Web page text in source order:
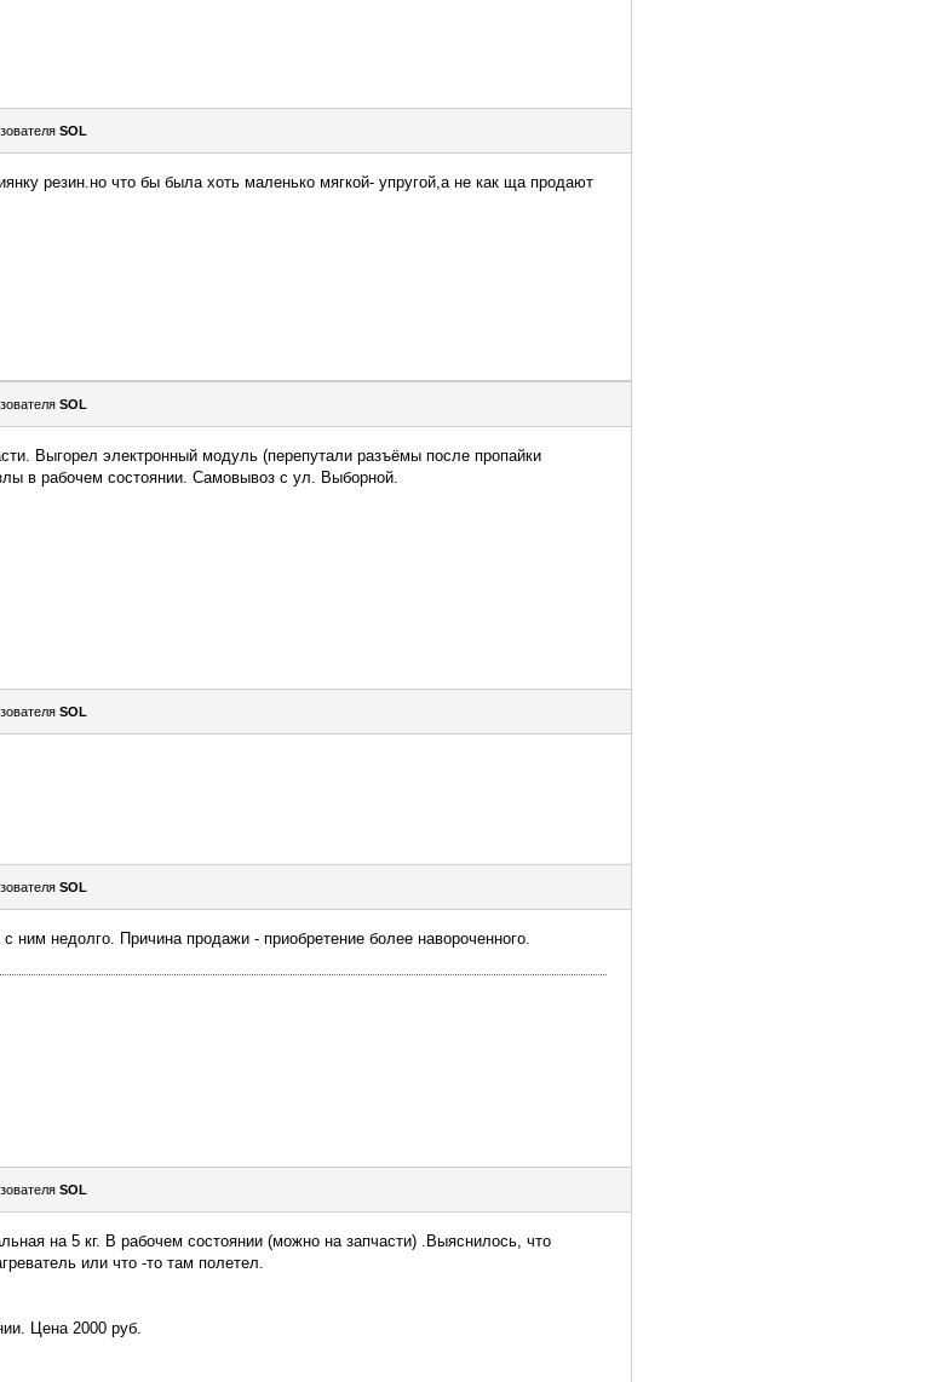
SOL
резин.но что бы была хоть маленько мягкой- упругой,а не как ща продают
SOL
Выгорел электронный модуль (перепутали разъёмы после пропайки
в рабочем состоянии. Самовывоз с ул. Выборной.
SOL
SOL
ним недолго. Причина продажи - приобретение более навороченного.
SOL
на 5 кг. В рабочем состоянии (можно на запчасти) .Выяснилось, что
или что -то там полетел.
Цена 2000 руб.